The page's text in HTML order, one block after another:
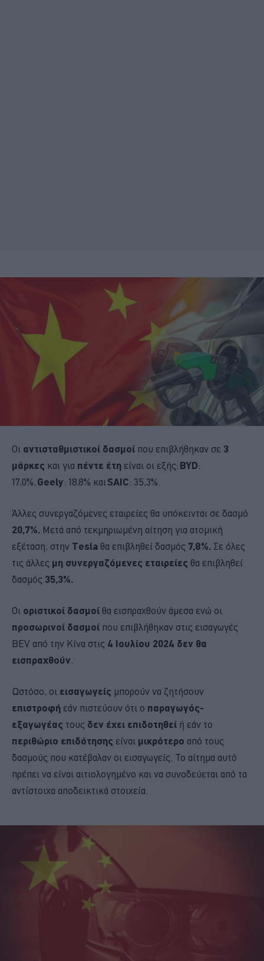
Οι αντισταθμιστικοί δασμοί που επιβλήθηκαν σε 3
μάρκες και για πέντε έτη είναι οι εξής: BYD:
17,0%, Geely: 18,8% και SAIC: 35,3%.
Άλλες συνεργαζόμενες εταιρείες θα υπόκεινται σε δασμό
20,7%. Μετά από τεκµηριωµένη αίτηση για ατοµική
εξέταση, στην Tesla θα επιβληθεί δασµός 7,8%. Σε όλες
τις άλλες µη συνεργαζόµενες εταιρείες θα επιβληθεί
δασµός 35,3%.
Οι οριστικοί δασμοί θα εισπραχθούν άμεσα ενώ οι
προσωρινοί δασμοί που επιβλήθηκαν στις εισαγωγές
BEV από την Κίνα στις 4 Ιουλίου 2024 δεν θα
εισπραχθούν
Ωστόσο, οι εισαγωγείς μπορούν να ζητήσουν
επιστροφή εάν πιστεύουν ότι ο παραγωγός-
εξαγωγέας τους δεν έχει επιδοτηθεί ή εάν το
περιθώριο επιδότησης είναι μικρότερο από τους
δασμούς που κατέβαλαν οι εισαγωγείς. Το αίτημα αυτό
πρέπει να είναι αιτιολογημένο και να συνοδεύεται από τα
αντίστοιχα αποδεικτικά στοιχεία.